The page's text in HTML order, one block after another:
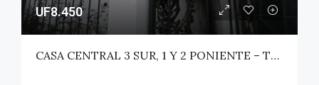
UF8.450
CASA CENTRAL 3 SUR, 1 Y 2 PONIENTE – TALCA